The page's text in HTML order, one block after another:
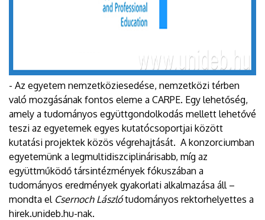
- Az egyetem nemzetköziesedése, nemzetközi térben
való mozgásának fontos eleme a CARPE. Egy lehetőség,
amely a tudományos együttgondolkodás mellett lehetővé
teszi az egyetemek egyes kutatócsoportjai között
kutatási projektek közös végrehajtását. A konzorciumban
egyetemünk a legmultidiszciplinárisabb, míg az
együttműködő társintézmények fókuszában a
tudományos eredmények gyakorlati alkalmazása áll –
mondta el Csernoch Lászlótudományos rektorhelyettes a
hirek.unideb.hu-nak.